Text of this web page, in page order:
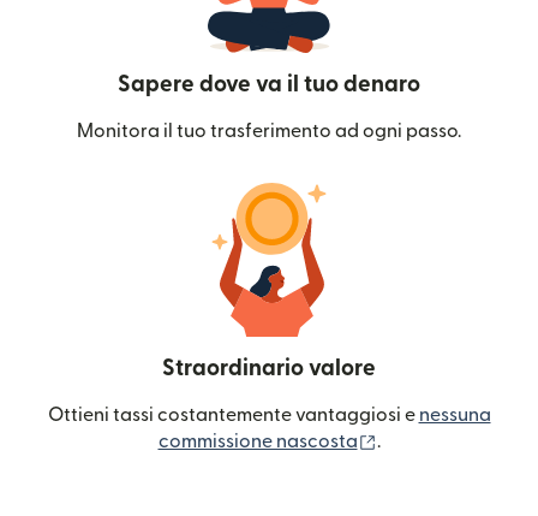
Sapere dove va il tuo denaro
Monitora il tuo trasferimento ad ogni passo.
Straordinario valore
Ottieni tassi costantemente vantaggiosi e nessuna
commissione nascosta
.